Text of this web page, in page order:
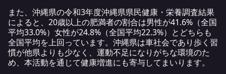
また、沖縄県の令和3年度沖縄県県民健康・栄養調査結果
によると、20歳以上の肥満者の割合は男性が41.6%（全国
平均33.0%）女性が24.8%（全国平均22.3%）とどちらも
全国平均を上回っています。沖縄県は車社会であり歩く習
慣が他県よりも少なく、運動不足になりがちな環境のた
め、本活動を通じて健康増進にも寄与してまいります。